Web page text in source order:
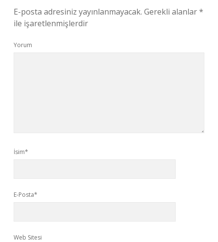
E-posta adresiniz yayınlanmayacak. Gerekli alanlar*
ile işaretlenmişlerdir
Yorum
İsim*
E-Posta*
Web Sitesi